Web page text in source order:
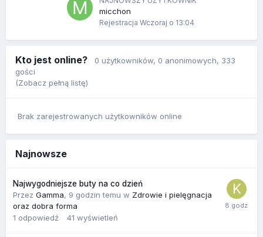
micchon
Rejestracja Wczoraj o 13:04
Kto jest online? 0 użytkowników, 0 anonimowych, 333
gości
(Zobacz pełną listę)
Brak zarejestrowanych użytkowników online
Najnowsze
Najwygodniejsze buty na co dzień
Przez Gamma, 9 godzin temu w Zdrowie i pielęgnacja
oraz dobra forma
1 odpowiedź 41 wyświetleń